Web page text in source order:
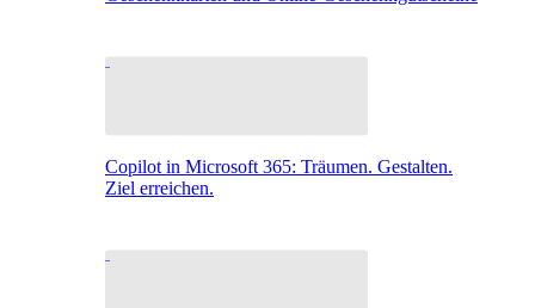
Copilot in Microsoft 365: Träumen. Gestalten.
Ziel erreichen.